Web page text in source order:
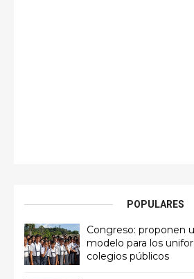
POPULARES
Congreso: proponen
modelo para los
colegios públicos